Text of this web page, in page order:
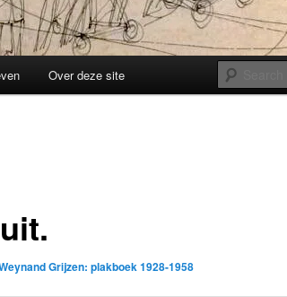
Over deze site
Grijzen: plakboek 1928-1958